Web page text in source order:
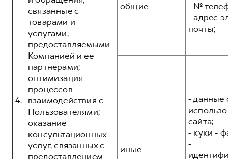
4.
связанные с
товарами и
услугами,
предоставляемыми
Компанией и ее
партнерами;
оптимизация
процессов
взаимодействия с
Пользователями;
оказание
консультационных
услуг, связанных с
предоставлением
общие
- №
- адрес
почты;
иные
- данные
сайта;
- куки -
-